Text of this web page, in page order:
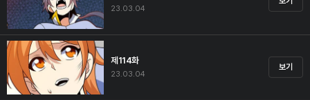
23.03.04
제114화
23.03.04
보기